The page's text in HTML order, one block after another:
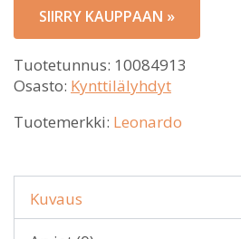
SIIRRY KAUPPAAN »
Tuotetunnus: 10084913
Osasto: Kynttilälyhdyt
Tuotemerkki: Leonardo
Kuvaus